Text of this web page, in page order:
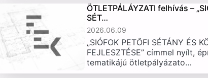
ÖTLETPÁLÁYZATI felhívás –
SÉT…
2026.06.09
„SIÓFOK PETŐFI SÉTÁNY ÉS
FEJLESZTÉSE” címmel nyílt,
tematikájú ötletpályázato…